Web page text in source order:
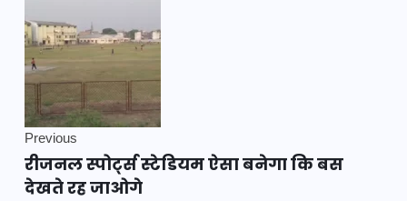
Previous
रीजनल स्पोर्ट्स स्टेडियम ऐसा बनेगा कि बस
देखते रह जाओगे